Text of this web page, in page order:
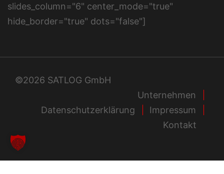
slides_column="6" center_mode="true"
hide_border="true" dots="false"]
©2026 SATLOG GmbH
Unternehmen
Datenschutzerklärung
Impressum
Kontakt